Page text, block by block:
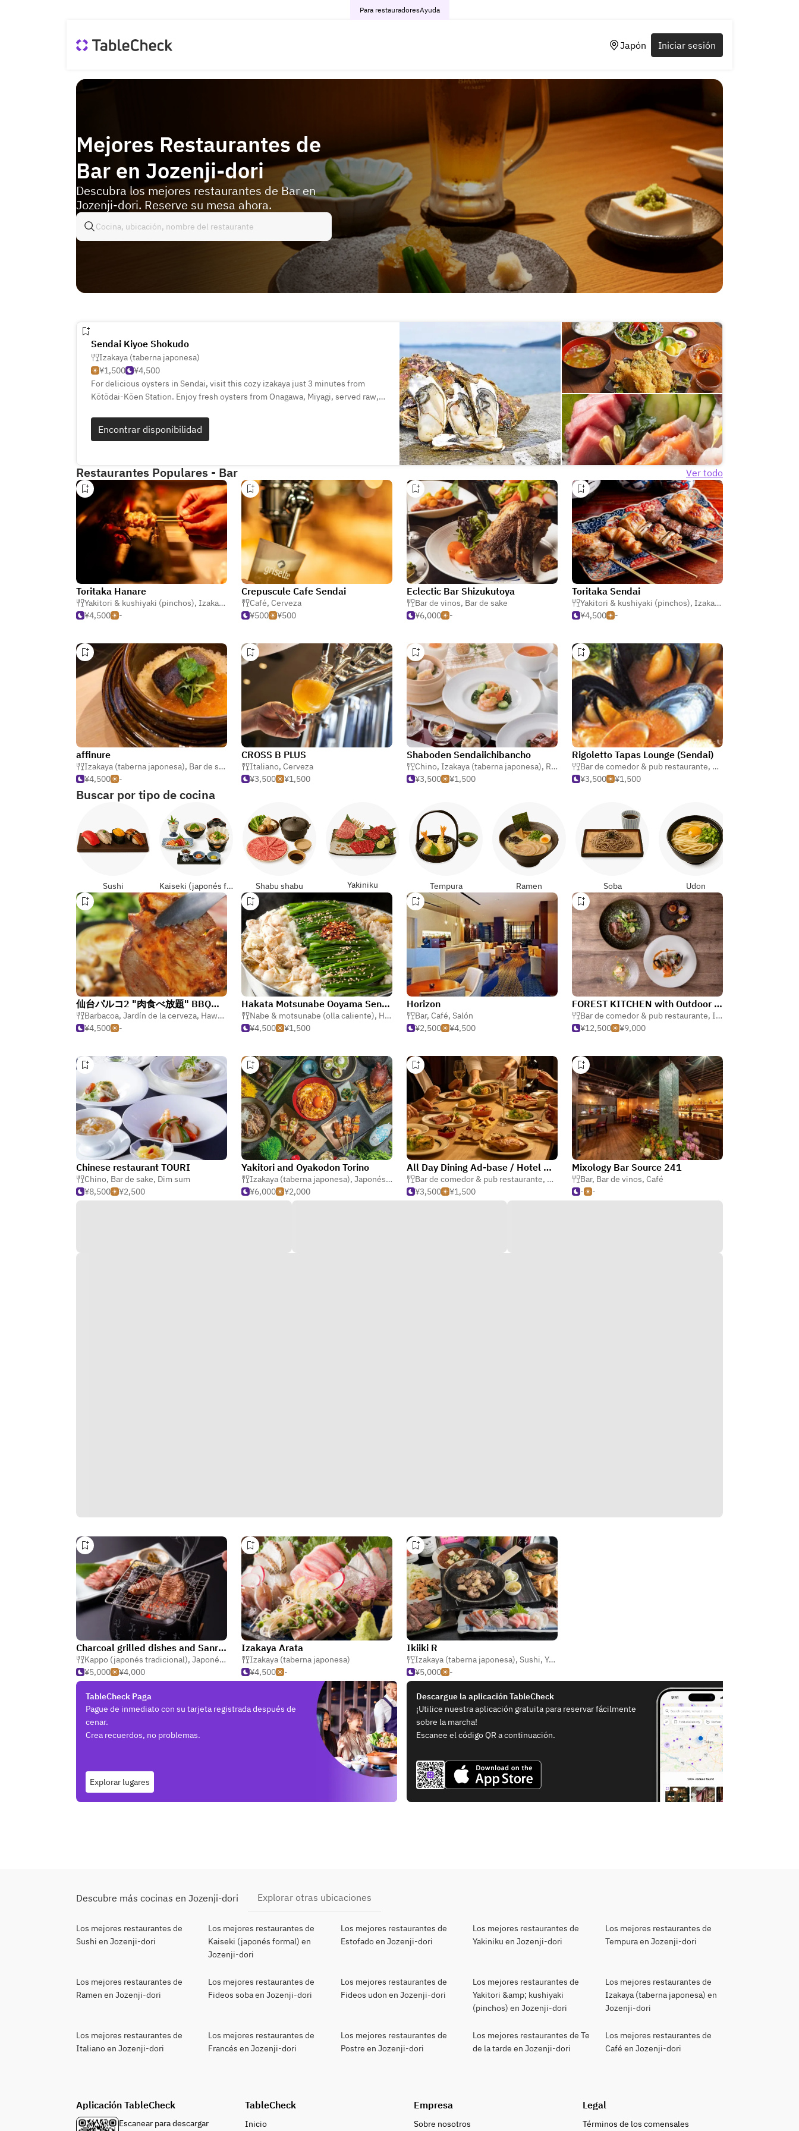
Para restauradoresAyuda
Japón Iniciar sesión
Mejores Restaurantes de
Bar en Jozenji-dori
Descubra los mejores restaurantes de Bar en
Jozenji-dori. Reserve su mesa ahora.
Sendai Kiyoe Shokudo
Izakaya (taberna japonesa)
¥1,500
¥4,500
For delicious oysters in Sendai, visit this cozy izakaya just 3 minutes from
Kōtōdai-Kōen Station. Enjoy fresh oysters from Onagawa, Miyagi, served raw,
sake, including an all-you-can-drink option. Lunch sets are also available,
making it perfect for solo drinks, group gatherings, or a casual meal.
Encontrar disponibilidad
Restaurantes Populares - Bar Ver todo
Toritaka Hanare
Yakitori & kushiyaki (pinchos), Izakaya (taberna japonesa) ,
¥4,500
-
Crepuscule Cafe Sendai
Café, Cerveza
¥500
¥500
Eclectic Bar Shizukutoya
Bar de vinos, Bar de sake
¥6,000
-
Toritaka Sendai
Yakitori & kushiyaki (pinchos), Izakaya (taberna japonesa)
¥4,500
-
affinure
Izakaya (taberna japonesa), Bar de sake
¥4,500
-
CROSS B PLUS
Italiano, Cerveza
¥3,500
¥1,500
Shaboden Sendaiichibancho
Chino, Izakaya (taberna japonesa), Ramen
¥3,500
¥1,500
Rigoletto Tapas Lounge (Sendai)
Bar de comedor & pub restaurante, Pizza
¥3,500
¥1,500
Buscar por tipo de cocina
Sushi Kaiseki (japonés formal) Shabu shabu Yakiniku Tempura Ramen Soba Udon
仙台パルコ2 "肉食べ放題" BBQビアガーデン
Barbacoa, Jardín de la cerveza, Hawaiano & polinesio
¥4,500
-
Hakata Motsunabe Ooyama Sendai
Nabe & motsunabe (olla caliente), Horumonyaki (despojos barbacoa)
Izakaya (taberna japonesa)
¥4,500
¥1,500
Horizon
Bar, Café, Salón
¥2,500
¥4,500
FOREST KITCHEN with Outdoor Living / Hotel Metropolitan Sendai East
Bar de comedor & pub restaurante, Italiano
¥12,500
¥9,000
Chinese restaurant TOURI
Chino, Bar de sake, Dim sum
¥8,500
¥2,500
Yakitori and Oyakodon Torino
Izakaya (taberna japonesa), Japonés,Yakitori & kushiyaki (pinchos)
¥6,000
¥2,000
All Day Dining Ad-base / Hotel Metropolitan Base Sendai
Bar de comedor & pub restaurante, Café
Francés
¥3,500
¥1,500
Mixology Bar Source 241
Bar, Bar de vinos, Café
-
-
Charcoal grilled dishes and Sanriku seafood - Sendai Saishun
Kappo (japonés tradicional), Japonés ,
Izakaya (taberna japonesa)
¥5,000
¥4,000
Izakaya Arata
Izakaya (taberna japonesa)
¥4,500
-
Ikiiki R
Izakaya (taberna japonesa), Sushi, Yakitori & kushiyaki (pinchos)
¥5,000
-
TableCheck Paga
Pague de inmediato con su tarjeta registrada después de
cenar.
Crea recuerdos, no problemas.
Explorar lugares
Descargue la aplicación TableCheck
¡Utilice nuestra aplicación gratuita para reservar fácilmente
sobre la marcha!
Escanee el código QR a continuación.
Descubre más cocinas en Jozenji-dori Explorar otras ubicaciones
Los mejores restaurantes de
Sushi en Jozenji-dori
Los mejores restaurantes de
Kaiseki (japonés formal) en
Jozenji-dori
Los mejores restaurantes de
Estofado en Jozenji-dori
Los mejores restaurantes de
Yakiniku en Jozenji-dori
Los mejores restaurantes de
Tempura en Jozenji-dori
Los mejores restaurantes de
Ramen en Jozenji-dori
Los mejores restaurantes de
Fideos soba en Jozenji-dori
Los mejores restaurantes de
Fideos udon en Jozenji-dori
Los mejores restaurantes de
Yakitori &amp; kushiyaki
(pinchos) en Jozenji-dori
Los mejores restaurantes de
Izakaya (taberna japonesa) en
Jozenji-dori
Los mejores restaurantes de
Italiano en Jozenji-dori
Los mejores restaurantes de
Francés en Jozenji-dori
Los mejores restaurantes de
Postre en Jozenji-dori
Los mejores restaurantes de Te
de la tarde en Jozenji-dori
Los mejores restaurantes de
Café en Jozenji-dori
Aplicación TableCheck
Escanear para descargar
TableCheck
Inicio
Empresa
Sobre nosotros
Legal
Términos de los comensales